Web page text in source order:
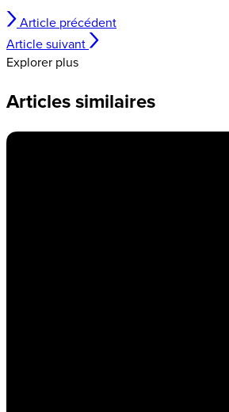
Article précédent
Article suivant
Explorer plus
Articles similaires